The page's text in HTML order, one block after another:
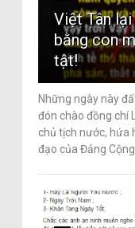
Việt Tân lại
bằng con
tật!
Những ngày này
đón chào đồng chí
chủ tịch nước, hứa
đạo của Đảng Cộng